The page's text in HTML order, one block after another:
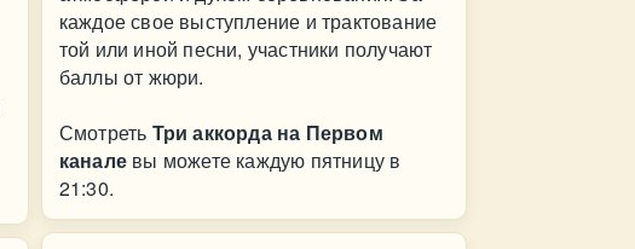
каждое свое выступление и трактование
той или иной песни, участники получают
баллы от жюри.
Смотреть Три аккорда на Первом
канале вы можете каждую пятницу в
21:30.